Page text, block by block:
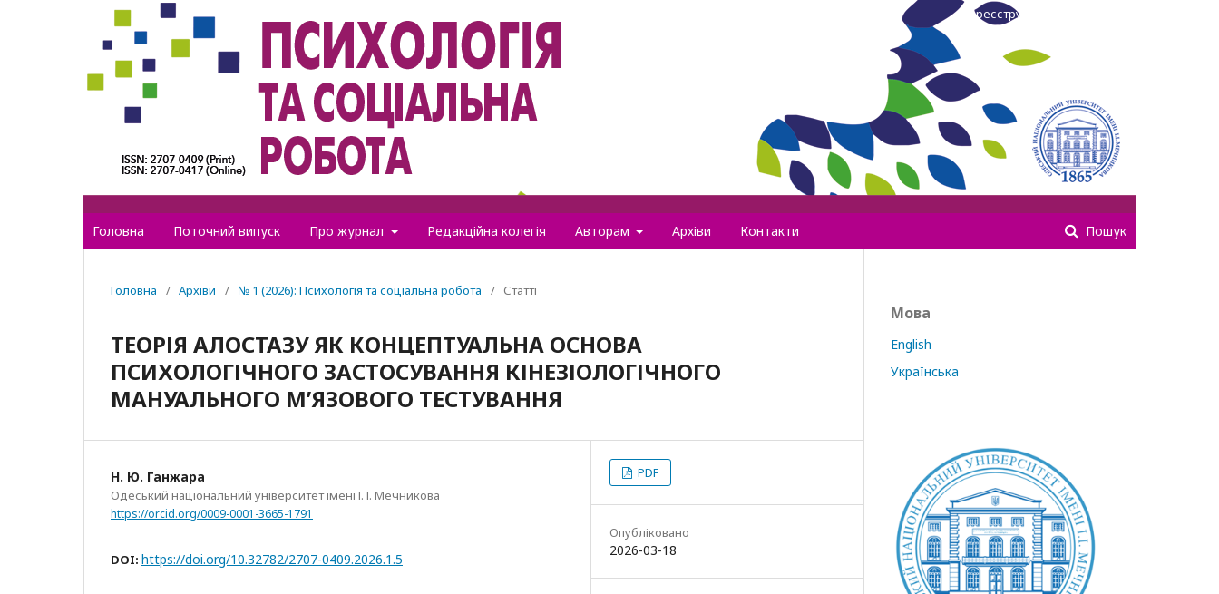
Головна Поточний випуск Про журнал Редакційна колегія Авторам Архіви Контакти Пошук
Зареєструватися
Головна / Архіви / № 1 (2026): Психологія та соціальна робота / Статті
ТЕОРІЯ АЛОСТАЗУ ЯК КОНЦЕПТУАЛЬНА ОСНОВА
ПСИХОЛОГІЧНОГО ЗАСТОСУВАННЯ КІНЕЗІОЛОГІЧНОГО
МАНУАЛЬНОГО М’ЯЗОВОГО ТЕСТУВАННЯ
Н. Ю. Ганжара
Одеський національний університет імені І. І. Мечникова
https://orcid.org/0009-0001-3665-1791
DOI: https://doi.org/10.32782/2707-0409.2026.1.5
PDF
Опубліковано
2026-03-18
Мова
English
Українська